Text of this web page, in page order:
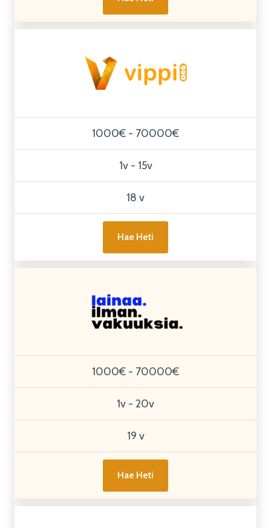
1000€ - 70000€
1v - 15v
18 v
Hae Heti
1000€ - 70000€
1v - 20v
19 v
Hae Heti